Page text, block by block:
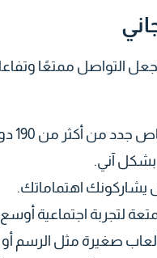
من أكثر من 190 دولة.
بشكل آني.
يشاركونك اهتماماتك.
لتجربة اجتماعية
صغيرة مثل الرسم أو